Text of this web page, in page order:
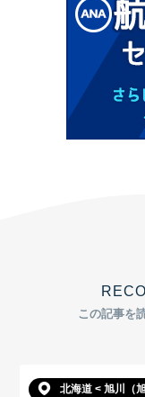
この記事を
北海道 < 旭川（